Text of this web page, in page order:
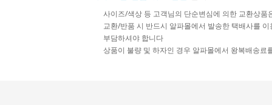
사이즈/색상 등 고객님의 단순변심에 의한 교환상
교환/반품 시 반드시 알파몰에서 발송한 택배사를
부담하셔야 합니다
상품이 불량 및 하자인 경우 알파몰에서 왕복배송료